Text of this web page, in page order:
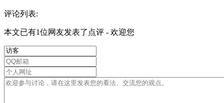
评论列表:
本文已有1位网友发表了点评 - 欢迎您